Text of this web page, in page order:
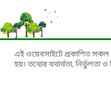
এই ওয়েবসাইটে প্রকাশিত সকল
হয়। তথ্যের যথার্থতা, নির্ভুলতা ও